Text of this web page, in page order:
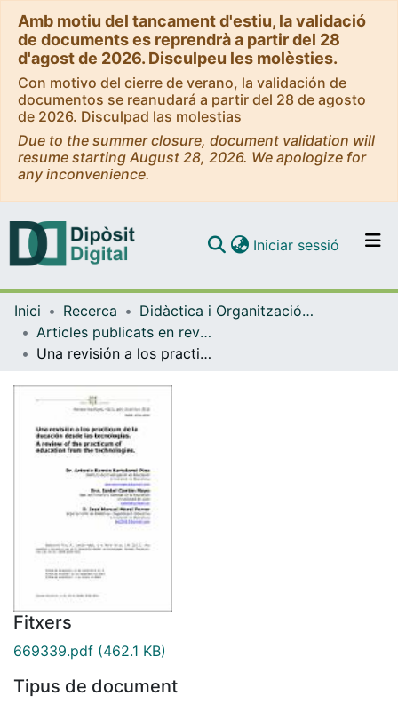
Amb motiu del tancament d'estiu, la validació
de documents es reprendrà a partir del 28
d'agost de 2026. Disculpeu les molèsties.
Con motivo del cierre de verano, la validación de
documentos se reanudará a partir del 28 de agosto
de 2026. Disculpad las molestias
Due to the summer closure, document validation will
resume starting August 28, 2026. We apologize for
any inconvenience.
Navega per tot el DD
Com publicar
Iniciar sessió (current)
Inici Recerca
Didàctica i Organització Educativa
Articles publicats en revistes (Didàctica i Organització Educativa)
Una revisión a los practicum de la educación desde las tecnologías
Fitxers
669339.pdf (462.1 KB)
Tipus de document